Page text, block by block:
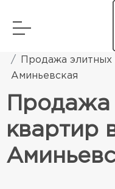
Элитная
Продажа
Аминьевская
квартир